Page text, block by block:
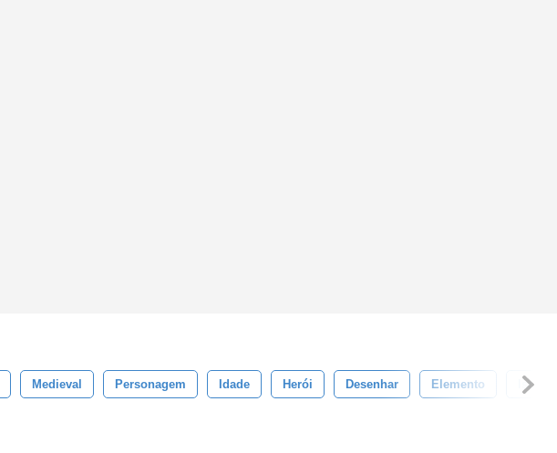
Medieval Personagem Idade Herói Desenhar Elemento